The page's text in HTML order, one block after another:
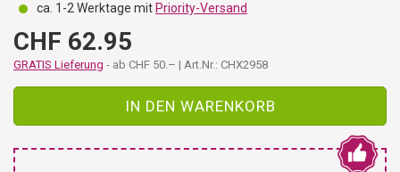
ca. 1-2 Werktage mit Priority-Versand
CHF 62.95
GRATIS Lieferung - ab CHF 50.– | Art.Nr.: CHX2958
IN DEN WARENKORB